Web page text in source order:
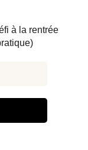
à la rentrée